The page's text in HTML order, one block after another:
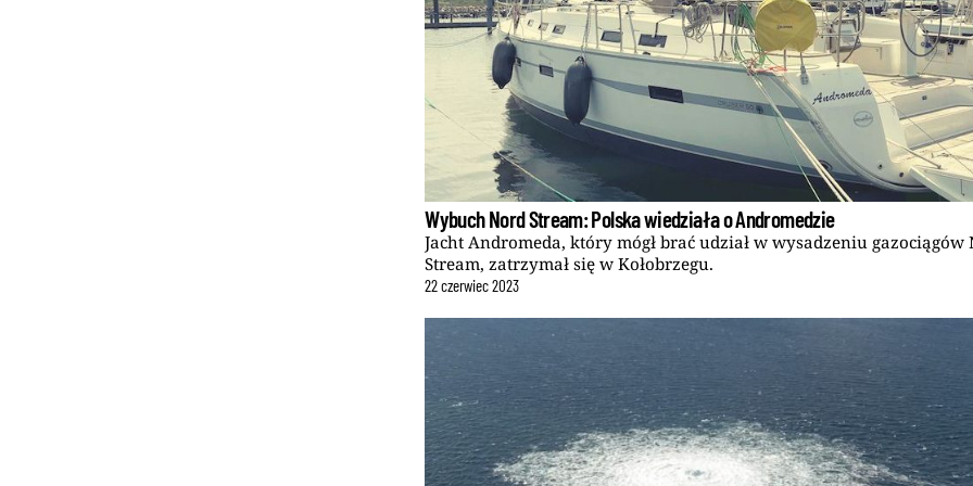
Wybuch Nord Stream: Polska wiedziała o Andromedzie
Jacht Andromeda, który mógł brać udział w wysadzeniu gazociągów
Stream, zatrzymał się w Kołobrzegu.
22czerwiec2023